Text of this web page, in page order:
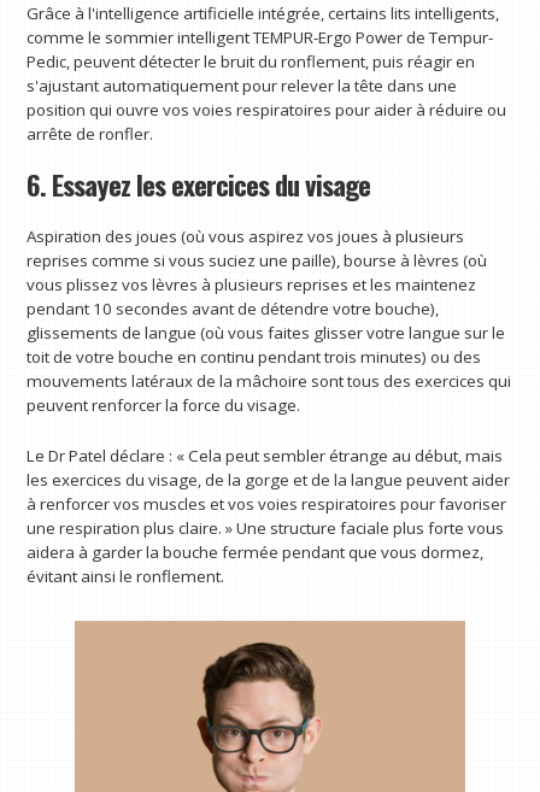
Grâce à l'intelligence artificielle intégrée, certains lits intelligents,
comme le sommier intelligent TEMPUR-Ergo Power de Tempur-
Pedic, peuvent détecter le bruit du ronflement, puis réagir en
s'ajustant automatiquement pour relever la tête dans une
position qui ouvre vos voies respiratoires pour aider à réduire ou
arrête de ronfler.
6. Essayez les exercices du visage
Aspiration des joues (où vous aspirez vos joues à plusieurs
reprises comme si vous suciez une paille), bourse à lèvres (où
vous plissez vos lèvres à plusieurs reprises et les maintenez
pendant 10 secondes avant de détendre votre bouche),
glissements de langue (où vous faites glisser votre langue sur le
toit de votre bouche en continu pendant trois minutes) ou des
mouvements latéraux de la mâchoire sont tous des exercices qui
peuvent renforcer la force du visage.
Le Dr Patel déclare : « Cela peut sembler étrange au début, mais
les exercices du visage, de la gorge et de la langue peuvent aider
à renforcer vos muscles et vos voies respiratoires pour favoriser
une respiration plus claire. » Une structure faciale plus forte vous
aidera à garder la bouche fermée pendant que vous dormez,
évitant ainsi le ronflement.